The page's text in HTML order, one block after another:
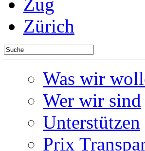
Zug
Zürich
Was wir
Wer wir sind
Unterstützen
Prix